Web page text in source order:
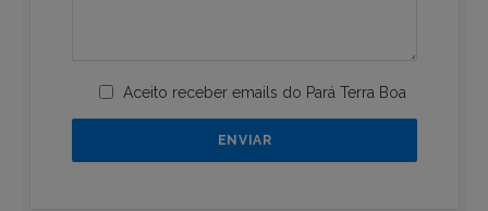
Aceito receber emails do Pará Terra Boa